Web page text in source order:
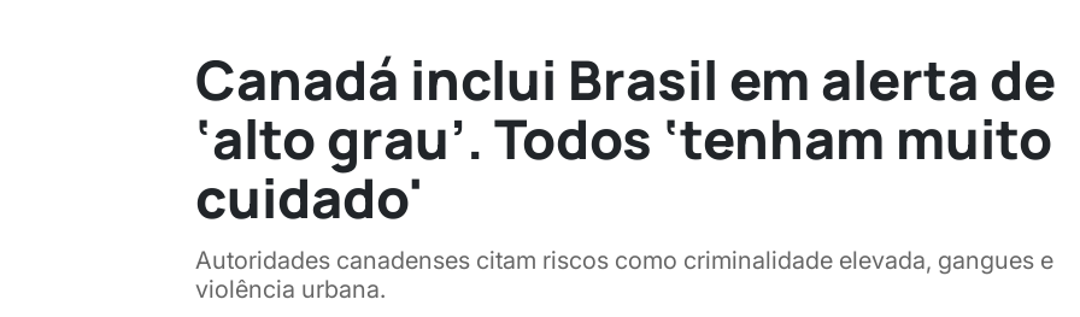
Canadá inclui Brasil em alerta de
‘alto grau’. Todos ‘tenham muito
cuidado'
Autoridades canadenses citam riscos como criminalidade elevada, gangues e
violência urbana.